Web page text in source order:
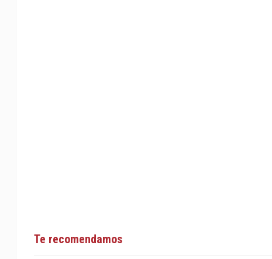
Te recomendamos